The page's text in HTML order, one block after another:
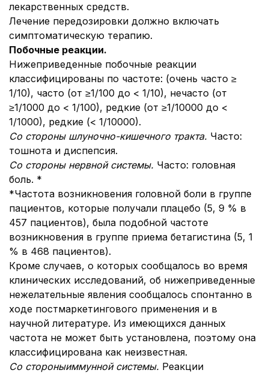
лекарственных средств.
Лечение передозировки должно включать
симптоматическую терапию.
Побочные реакции.
Нижеприведенные побочные реакции
классифицированы по частоте: (очень часто ≥
1/10), часто (от ≥1/100 до < 1/10), нечасто (от
≥1/1000 до < 1/100), редкие (от ≥1/10000 до <
1/1000), редкие (< 1/10000).
Со стороны шлуночно-кишечного тракта. Часто:
тошнота и диспепсия.
Со стороны нервной системы. Часто: головная
боль. *
*Частота возникновения головной боли в группе
пациентов, которые получали плацебо (5, 9 % в
457 пациентов), была подобной частоте
возникновения в группе приема бетагистина (5, 1
% в 468 пациентов).
Кроме случаев, о которых сообщалось во время
клинических исследований, об нижеприведенные
нежелательные явления сообщалось спонтанно в
ходе постмаркетингового применения и в
научной литературе. Из имеющихся данных
частота не может быть установлена, поэтому она
классифицирована как неизвестная.
Со стороныиммунной системы. Реакции